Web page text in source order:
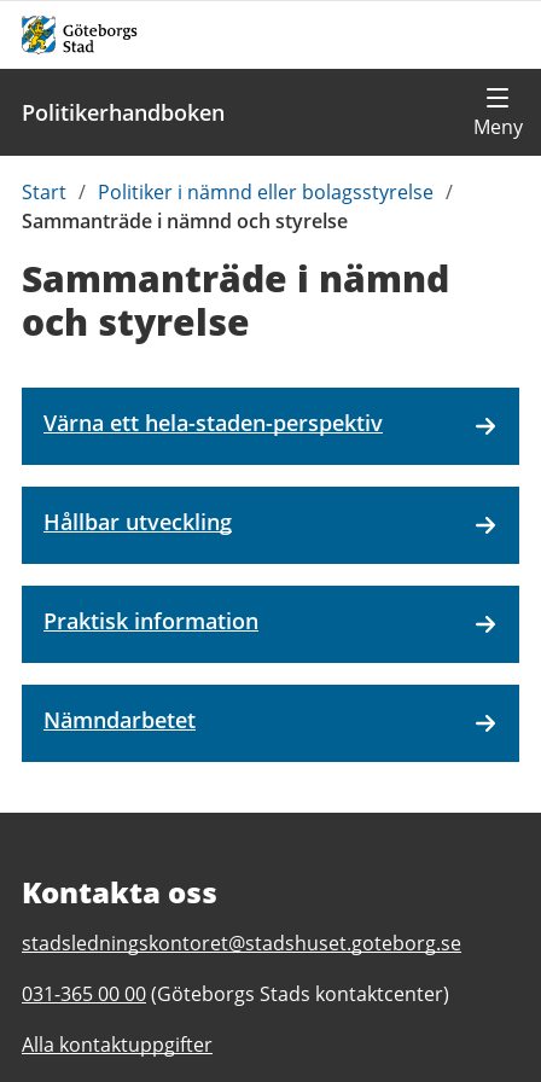
Politikerhandboken
Du
är
Start / Politiker i nämnd eller bolagsstyrelse /
Sammanträde i nämnd och styrelse
Sammanträde i nämnd
och styrelse
Värna ett hela-staden-perspektiv
Hållbar utveckling
Praktisk information
Nämndarbetet
Kontakta oss
E-
till
Stadsledningskontoret
stadsledningskontoret@stadshuset.goteborg.se
Telefonnummer
Stadsledningskontoret
031-365 00 00(Göteborgs Stads kontaktcenter)
Alla kontaktuppgifter